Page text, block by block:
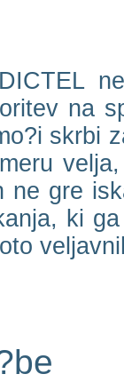
na
skrbi
ne gre
ki